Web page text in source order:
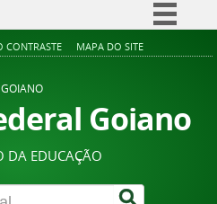
Simplifique!
Acesso à informação
Legislação
Canais
CONTRASTE MAPA DO SITE
GOIANO
Goiano
DA EDUCAÇÃO